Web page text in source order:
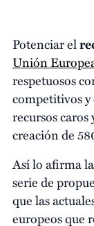
Potenciar el
Unión
respetuosos
competitivos y
recursos
creación de
Así lo afirma la
serie de
que las
europeos que